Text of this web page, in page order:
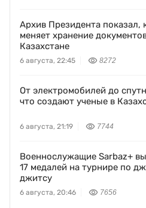
Архив Президента показал,
меняет хранение
Казахстане
6 августа, 22:45 8272
От электромобилей до
что создают ученые в
6 августа, 21:19 7744
Военнослужащие Sarbaz+
17 медалей на турнире по
джитсу
6 августа, 20:46 7656